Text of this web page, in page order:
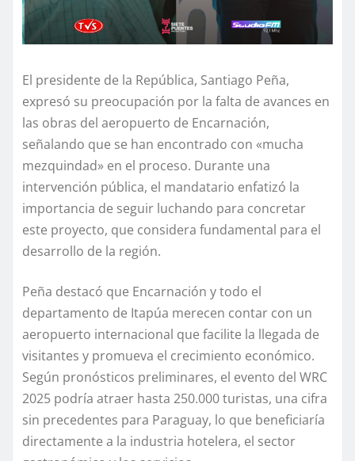
El presidente de la República, Santiago Peña,
expresó su preocupación por la falta de avances en
las obras del aeropuerto de Encarnación,
señalando que se han encontrado con «mucha
mezquindad» en el proceso. Durante una
intervención pública, el mandatario enfatizó la
importancia de seguir luchando para concretar
este proyecto, que considera fundamental para el
desarrollo de la región.
Peña destacó que Encarnación y todo el
departamento de Itapúa merecen contar con un
aeropuerto internacional que facilite la llegada de
visitantes y promueva el crecimiento económico.
Según pronósticos preliminares, el evento del WRC
2025 podría atraer hasta 250.000 turistas, una cifra
sin precedentes para Paraguay, lo que beneficiaría
directamente a la industria hotelera, el sector